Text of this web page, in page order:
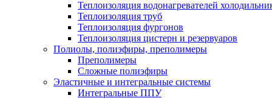
Теплоизоляция водонагревателей
Теплоизоляция труб
Теплоизоляция фургонов
Теплоизоляция цистерн и резервуаров
Полиолы, полиэфиры, преполимеры
Преполимеры
Сложные полиэфиры
Эластичные и интегральные системы
Интегральные ППУ